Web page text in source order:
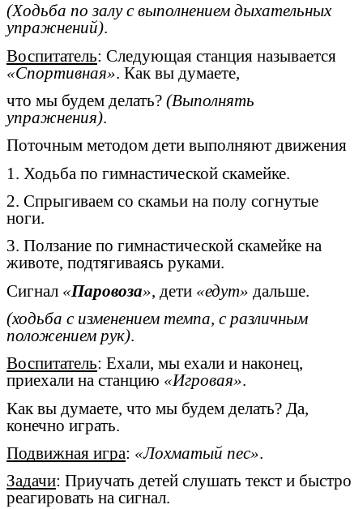
(Ходьба по залу с выполнением дыхательных
упражнений).
Воспитатель: Следующая станция называется
«Спортивная». Как вы думаете,
что мы будем делать? (Выполнять
упражнения).
Поточным методом дети выполняют движения
1. Ходьба по гимнастической скамейке.
2. Спрыгиваем со скамьи на полу согнутые
ноги.
3. Ползание по гимнастической скамейке на
животе, подтягиваясь руками.
Сигнал «Паровоза», дети «едут» дальше.
(ходьба с изменением темпа, с различным
положением рук).
Воспитатель: Ехали, мы ехали и наконец,
приехали на станцию «Игровая».
Как вы думаете, что мы будем делать? Да,
конечно играть.
Подвижная игра: «Лохматый пес».
Задачи: Приучать детей слушать текст и быстро
реагировать на сигнал.